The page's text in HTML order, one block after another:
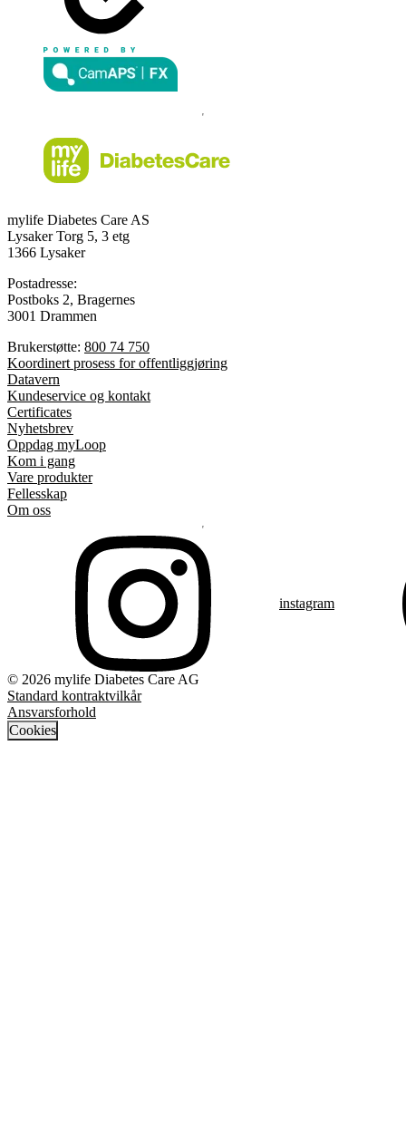
mylife Diabetes Care AS
Lysaker Torg 5, 3 etg
1366 Lysaker
Postadresse:
Postboks 2, Bragernes
3001 Drammen
Brukerstøtte: 800 74 750
Koordinert prosess for offentliggjøring
Datavern
Kundeservice og kontakt
Certificates
Nyhetsbrev
Oppdag myLoop
Kom i gang
Vare produkter
Fellesskap
Om oss
instagram
© 2026 mylife Diabetes Care AG
Standard kontraktvilkår
Ansvarsforhold
Cookies